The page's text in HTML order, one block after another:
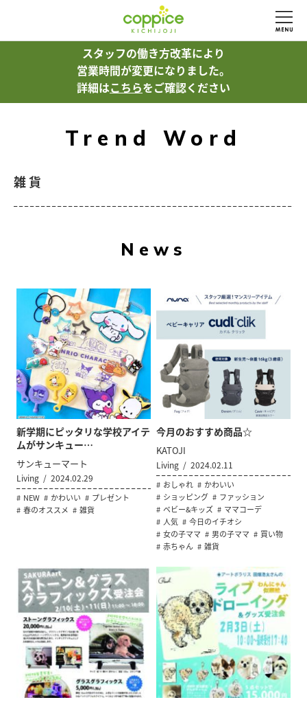
スタッフの働き方改革により
営業時間が変更になりました。
詳細はこちらをご確認ください
Trend Word
雑貨
News
新学期にピッタリな学校アイテ
ムがサンキュー…
サンキューマート
Living 2024.02.29
NEW かわいい
プレゼント
春のオススメ
雑貨
今月のおすすめ商品☆
KATOJI
Living 2024.02.11
おしゃれ
かわいい
ショッピング
ファッション
ベビー&キッズ
ママコーデ
人気
今日のイチオシ
女の子ママ
男の子ママ
買い物
赤ちゃん
雑貨